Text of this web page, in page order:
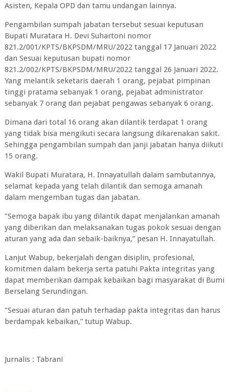
Asisten, Kepala OPD dan tamu undangan lainnya.
Pengambilan sumpah jabatan tersebut sesuai keputusan
Bupati Muratara H. Devi Suhartoni nomor
821.2/001/KPTS/BKPSDM/MRU/2022 tanggal 17 Januari 2022
dan Sesuai keputusan bupati nomor
821.2/002/KPTS/BKPSDM/MRU/2022 tanggal 26 Januari 2022.
Yang melantik seketaris daerah 1 orang, pejabat pimpinan
tinggi pratama sebanyak 1 orang, pejabat administrator
sebanyak 7 orang dan pejabat pengawas sebanyak 6 orang.
Dimana dari total 16 orang akan dilantik terdapat 1 orang
yang tidak bisa mengikuti secara langsung dikarenakan sakit.
Sehingga pengambilan sumpah dan janji jabatan hanya diikuti
15 orang.
Wakil Bupati Muratara, H. Innayatullah dalam sambutannya,
selamat kepada yang telah dilantik dan semoga amanah
dalam mengemban tugas dan jabatan.
"Semoga bapak ibu yang dilantik dapat menjalankan amanah
yang diberikan dan melaksanakan tugas pokok sesuai dengan
aturan yang ada dan sebaik-baiknya,” pesan H. Innayatullah.
Lanjut Wabup, bekerjalah dengan disiplin, profesional,
komitmen dalam bekerja serta patuhi Pakta integritas yang
dapat memberikan dampak kebaikan bagi masyarakat di Bumi
Berselang Serundingan.
"Sesuai aturan dan patuh terhadap pakta integritas dan harus
berdampak kebaikan,” tutup Wabup.
Jurnalis : Tabrani